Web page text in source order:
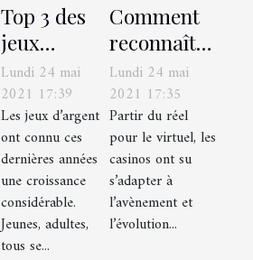
Top 3 des
jeux
d’argent les
plus
connus
Lundi 24 mai
2021 17:39
Les jeux d’argent
ont connu ces
dernières années
une croissance
considérable.
Jeunes, adultes,
tous se...
Comment
reconnaître
les
meilleurs
casinos
français en
ligne ?
Lundi 24 mai
2021 17:35
Partir du réel
pour le virtuel, les
casinos ont su
s’adapter à
l’avènement et
l’évolution...